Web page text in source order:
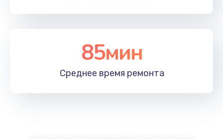
85мин
Среднее время ремонта